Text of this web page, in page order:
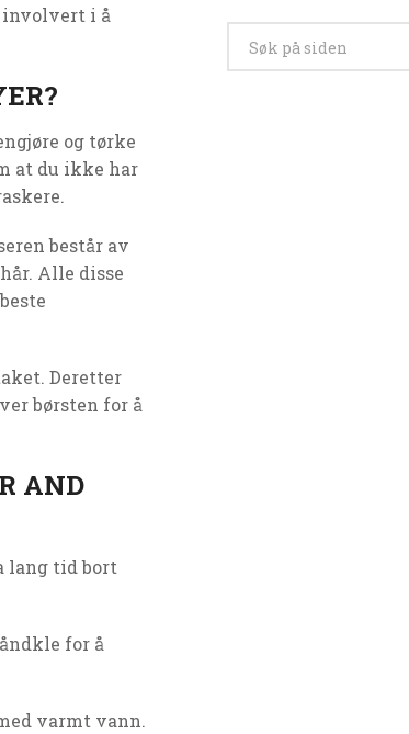
involvert i å
og tørke
at du ikke har
består av
Alle disse
Deretter
børsten for å
AND
lang tid bort
for å
varmt vann.